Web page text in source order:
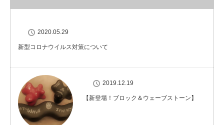
2020.05.29
新型コロナウイルス対策について
2019.12.19
【新登場！ブロック＆ウェーブストーン】